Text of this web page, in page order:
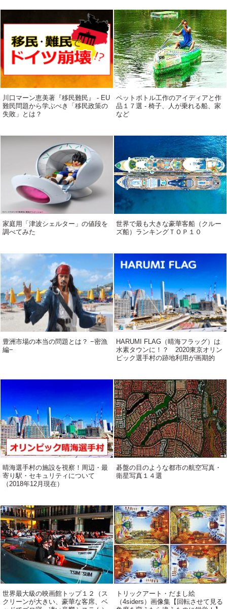
川口マーン恵美著『移民難民』 - EU
難民問題から学ぶべき「移民政策の
失敗」とは？
ペットボトル工作のアイディアと作
品１７選 - 椅子、人が乗れる船、家
など
家庭用「津波シェルター」の値段を
調べてみた
世界で最も大きな豪華客船（クルー
ズ船）ランキングＴＯＰ１０
豊洲市場の本当の問題とは？ −密漁
編−
HARUMI FLAG（晴海フラッグ）は
水素タウンに！？ 2020東京オリン
ピック選手村の跡地利用が画期的
晴海選手村の施設を視察！周辺・最
寄り駅・セキュリティについて
（2018年12月現在）
碁盤の目のような都市の航空写真・
衛星写真１４選
世界最大級の映画館トップ１２（ス
クリーンが大きい、豪華な客席、ベ
トリックアート・だまし絵
（4siders）画像集【回転させて見る